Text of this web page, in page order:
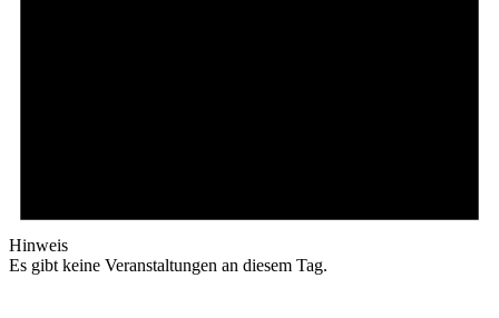
Hinweis
Es gibt keine Veranstaltungen an diesem Tag.